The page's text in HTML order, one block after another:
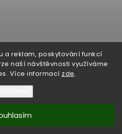
a reklam, poskytování funkcí
naší návštěvnosti využíváme
Více informací zde.